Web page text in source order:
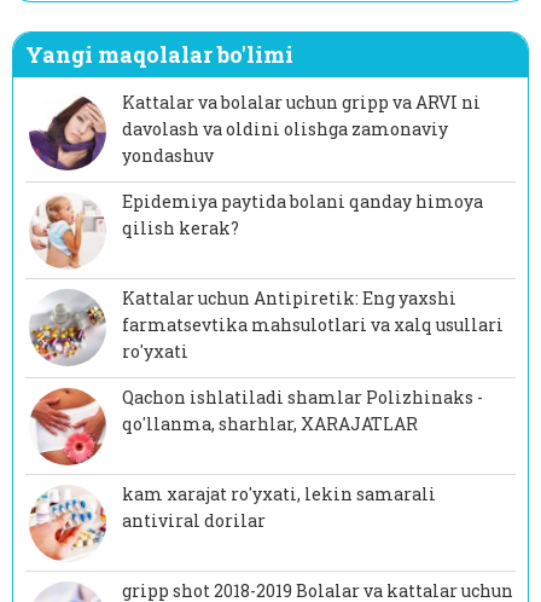
Yangi maqolalar bo'limi
Kattalar va bolalar uchun gripp va ARVI ni
davolash va oldini olishga zamonaviy
yondashuv
Epidemiya paytida bolani qanday himoya
qilish kerak?
Kattalar uchun Antipiretik: Eng yaxshi
farmatsevtika mahsulotlari va xalq usullari
ro'yxati
Qachon ishlatiladi shamlar Polizhinaks -
qo'llanma, sharhlar, XARAJATLAR
kam xarajat ro'yxati, lekin samarali
antiviral dorilar
gripp shot 2018-2019 Bolalar va kattalar uchun